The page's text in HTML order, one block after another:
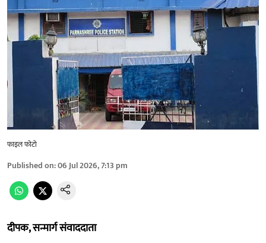
फाइल फोटो
Published on:06 Jul 2026, 7:13 pm
दीपक, सन्मार्ग संवाददाता